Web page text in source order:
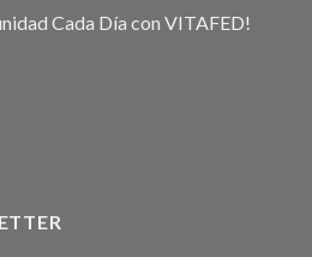
Cada Día con VITAFED!